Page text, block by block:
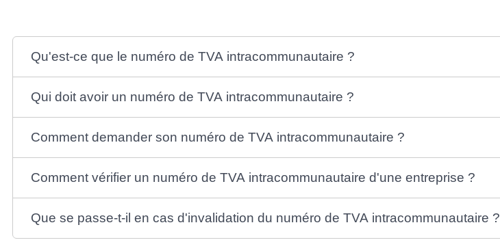
Qu'est-ce que le numéro de TVA intracommunautaire ?
Qui doit avoir un numéro de TVA intracommunautaire ?
Comment demander son numéro de TVA intracommunautaire ?
Comment vérifier un numéro de TVA intracommunautaire d'une entreprise ?
Que se passe-t-il en cas d'invalidation du numéro de TVA intracommunautaire ?